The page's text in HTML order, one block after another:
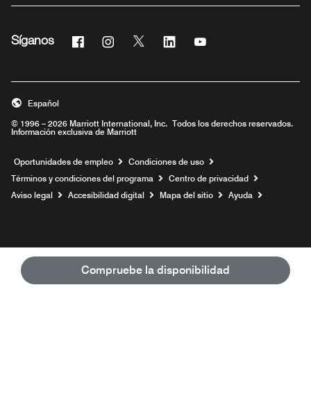
Compruebe la disponibilidad
Síganos Facebook
Abre una ventana nueva
Instagram
Abre una ventana nueva
Twitter
Abre una ventana nueva
Linkedin
Abre una ventana nueva
Abre una ventana
© 1996 – 2026 Marriott International, Inc. Todos los derechos reservados.
Información exclusiva de Marriott
Español
Oportunidades de empleo Abre una ventana nueva
Condiciones de uso
Términos y condiciones del programa
Centro de privacidad
Aviso legal
Accesibilidad digital Mapa del sitio Ayuda